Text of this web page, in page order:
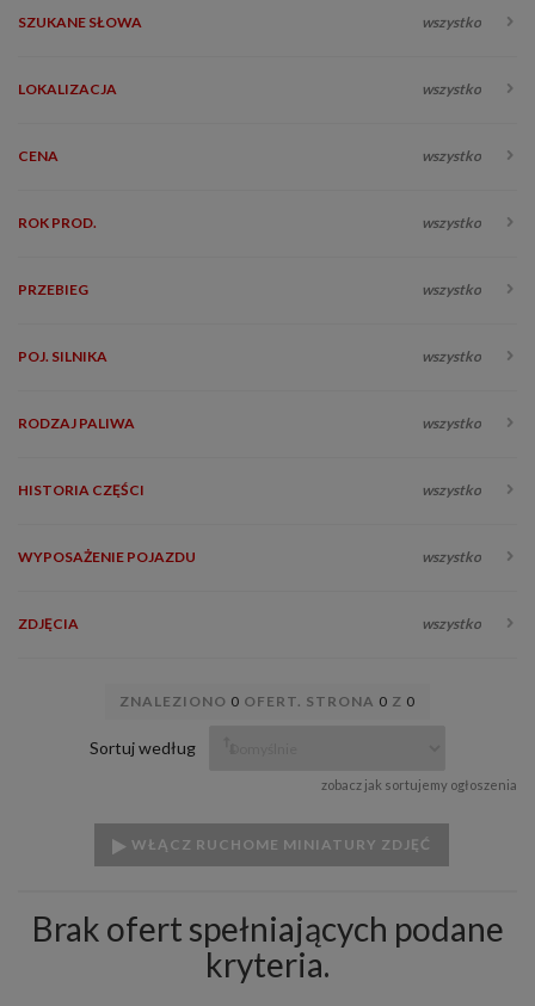
SZUKANE SŁOWA wszystko
LOKALIZACJA wszystko
CENA wszystko
ROK PROD. wszystko
PRZEBIEG wszystko
POJ. SILNIKA wszystko
RODZAJ PALIWA wszystko
HISTORIA CZĘŚCI wszystko
WYPOSAŻENIE POJAZDU wszystko
ZDJĘCIA wszystko
ZNALEZIONO 0 OFERT. STRONA 0 Z 0
Sortuj według
zobacz jak sortujemy ogłoszenia
WŁĄCZ RUCHOME MINIATURY ZDJĘĆ
Brak ofert spełniających podane
kryteria.